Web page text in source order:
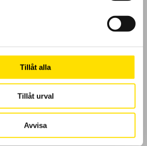
Tillåt alla
Tillåt urval
Avvisa
Om Oss
Kontakt
Mätsystem AB